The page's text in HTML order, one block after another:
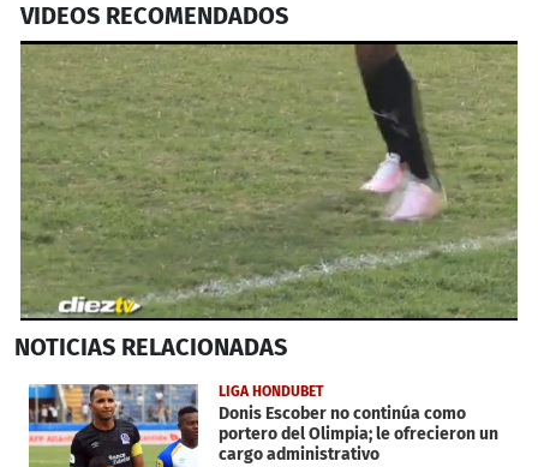
VIDEOS RECOMENDADOS
seconds
43
seconds
NOTICIAS RELACIONADAS
LIGA HONDUBET
Donis Escober no continúa como
portero del Olimpia; le ofrecieron un
cargo administrativo